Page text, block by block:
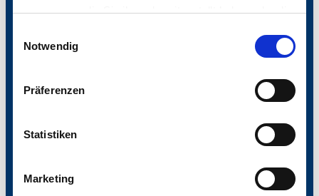
zusammen, die Sie ihnen bereitgestellt haben oder die
haben.
der Cookies
Notwendig
Präferenzen
Statistiken
Marketing